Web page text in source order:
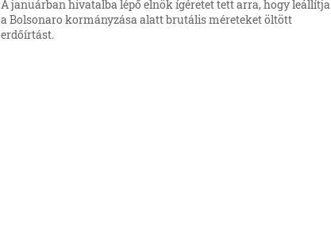
A januárban hivatalba lépő elnök ígéretet tett arra, hogy leállítja
a Bolsonaro kormányzása alatt brutális méreteket öltött
erdőírtást.